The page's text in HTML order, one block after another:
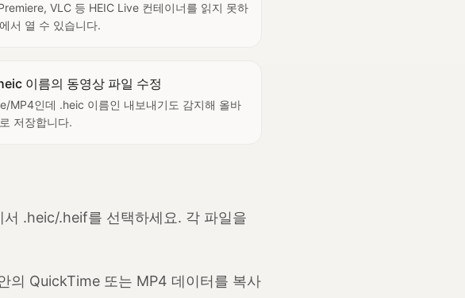
VLC 등 HEIC Live 컨테이너를 읽지 못하
서 열 수 있습니다.
이름의 동영상 파일 수정
MP4인데 .heic 이름인 내보내기도 감지해 올바
저장합니다.
.heic/.heif를 선택하세요. 각 파일을
의 QuickTime 또는 MP4 데이터를 복사